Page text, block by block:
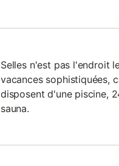
Selles n'est pas l'endroit
vacances sophistiquées,
disposent d'une piscine,
sauna.